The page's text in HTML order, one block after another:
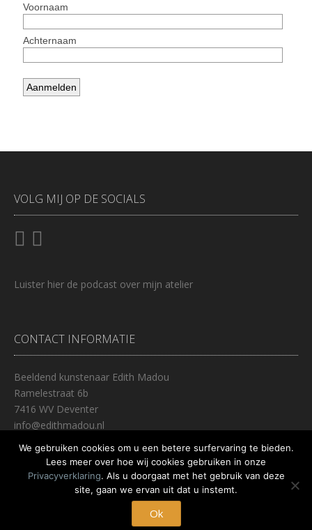
VOLG MIJ OP DE SOCIALS
Luister hier de podcast over mijn atelier
CONTACT INFORMATIE
Beeldend kunstenaar Edith Madou
Ramelestraat 6b
7416 WV Deventer
info@edithmadou.nl
0653447237
PRIVACY VERKLARING
We gebruiken cookies om u een betere surfervaring te bieden.
Lees meer over hoe wij cookies gebruiken in onze
Privacyverklaring. Als u doorgaat met het gebruik van deze
site, gaan we ervan uit dat u instemt.
Ok